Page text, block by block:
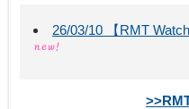
26/03/10 【RMT